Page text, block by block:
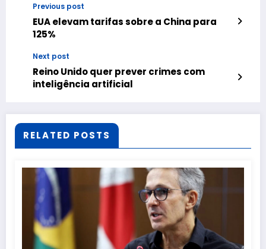
Previous post
EUA elevam tarifas sobre a China para
125%
Next post
Reino Unido quer prever crimes com
inteligência artificial
RELATED POSTS